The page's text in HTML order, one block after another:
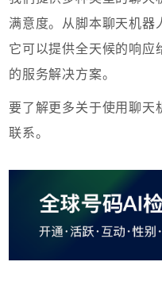
满意度。从脚本聊天机器
它可以提供全天候的响应
的服务解决方案。
要了解更多关于使用聊天
联系。